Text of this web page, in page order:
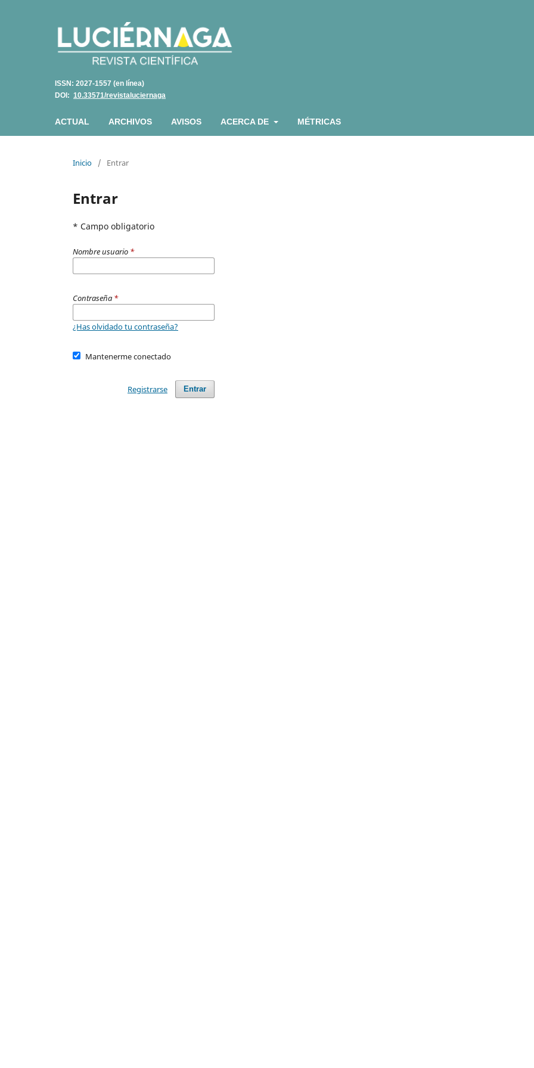
ISSN: 2027-1557 (en línea)
DOI: 10.33571/revistaluciernaga
ACTUAL ARCHIVOS AVISOS ACERCA DE MÉTRICAS
Inicio / Entrar
Entrar
* Campo obligatorio
Nombre usuario *
Contraseña *
¿Has olvidado tu contraseña?
Mantenerme conectado
Entrar
Registrarse